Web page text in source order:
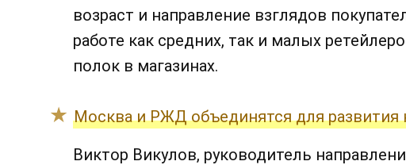
возраст и направление взглядов
работе как средних, так и малых
полок в магазинах.
Москва и РЖД объединятся для развития
Виктор Викулов, руководитель